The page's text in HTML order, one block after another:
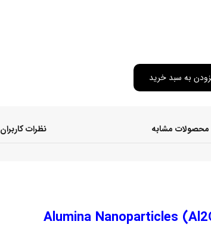
به سبد خرید
محصولات مشابه نظرات کاربران
Alumina Nanoparticles